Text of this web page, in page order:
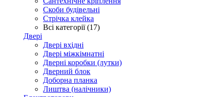
Скоби будівельні
Стрічка клейка
Всі категорії (17)
Двері
Двері вхідні
Двері міжкімнатні
Дверні коробки (лутки)
Дверний блок
Доборна планка
Лиштва (налічники)